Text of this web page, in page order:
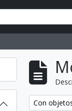
Remove
Con